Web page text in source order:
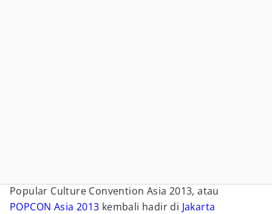
Popular Culture Convention Asia 2013, atau
POPCON Asia 2013 kembali hadir di Jakarta